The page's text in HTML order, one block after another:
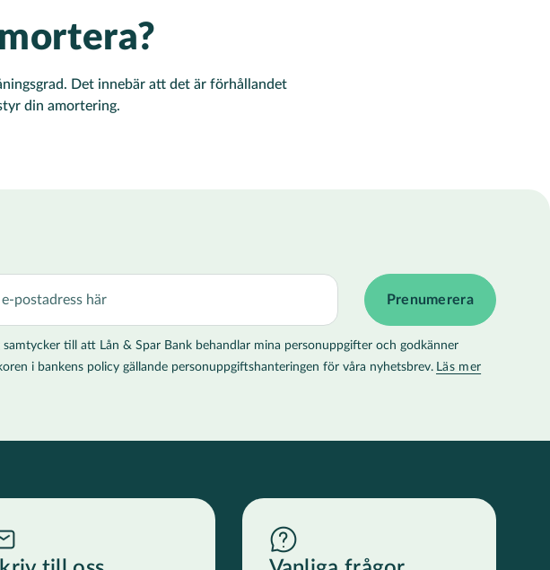
Det innebär att det är förhållandet
din amortering.
samtycker till att Lån & Spar Bank behandlar mina personuppgifter och godkänner
i bankens policy gällande personuppgiftshanteringen för våra nyhetsbrev. Läs mer